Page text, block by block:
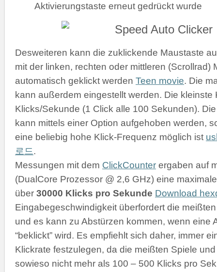
Aktivierungstaste erneut gedrückt wurde
Desweiteren kann die zuklickende Maustaste
mit der linken, rechten oder mittleren (Scrollrad)
automatisch geklickt werden Teen movie. Die
kann außerdem eingestellt werden. Die kleinste
Klicks/Sekunde (1 Click alle 100 Sekunden).
kann mittels einer Option aufgehoben werden,
eine beliebig hohe Klick-Frequenz möglich ist
로드.
Messungen mit dem ClickCounter ergaben auf
(DualCore Prozessor @ 2,6 GHz) eine
über 30000 Klicks pro Sekunde Download
Eingabegeschwindigkeit überfordert die
und es kann zu Abstürzen kommen, wenn eine
“beklickt” wird. Es empfiehlt sich daher, immer
Klickrate festzulegen, da die meißten Spiele
sowieso nicht mehr als 100 – 500 Klicks pro